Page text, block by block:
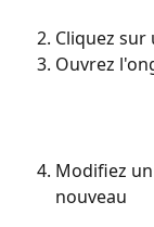
Cliquez sur
Ouvrez
Modifiez
nouveau